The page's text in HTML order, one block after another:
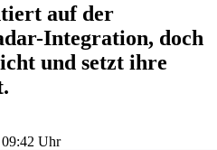
auf der
Integration, doch
und setzt ihre
Uhr